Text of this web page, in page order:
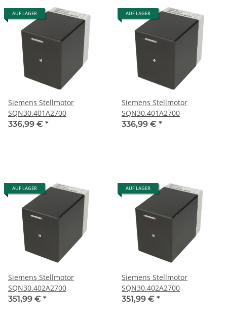
AUF LAGER
Siemens Stellmotor
SQN30.401A2700
336,99 € *
AUF LAGER
Siemens Stellmotor
SQN30.401A2700
336,99 € *
AUF LAGER
Siemens Stellmotor
SQN30.402A2700
351,99 € *
AUF LAGER
Siemens Stellmotor
SQN30.402A2700
351,99 € *